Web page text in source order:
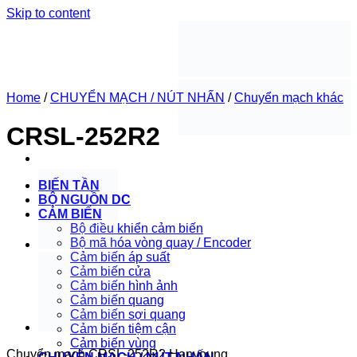
Skip to content
BIẾN TẦN
BỘ NGUỒN DC
CẢM BIẾN
Bộ điều khiển cảm biến
Bộ mã hóa vòng quay / Encoder
Cảm biến áp suất
Cảm biến cửa
Cảm biến hình ảnh
Cảm biến quang
Cảm biến sợi quang
Cảm biến tiệm cận
Cảm biến vùng
Home / CHUYỂN MẠCH / NÚT NHẤN / Chuyển mạch khác
CRSL-252R2
Chuyển mạch CRSL-252R2 Hanyoung